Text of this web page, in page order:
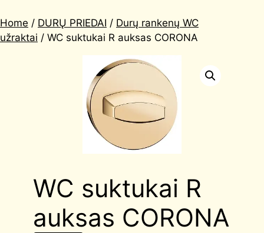
Home / DURŲ PRIEDAI / Durų rankenų WC
užraktai / WC suktukai R auksas CORONA
WC suktukai R
auksas CORONA